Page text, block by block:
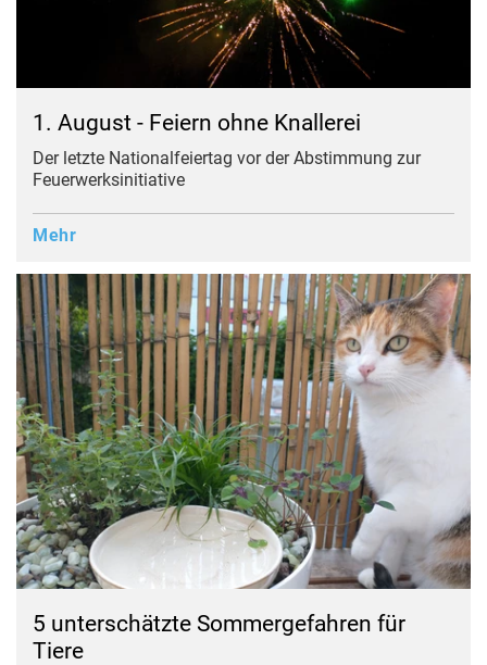
1. August - Feiern ohne Knallerei
Der letzte Nationalfeiertag vor der Abstimmung zur
Feuerwerksinitiative
Mehr
5 unterschätzte Sommergefahren für
Tiere